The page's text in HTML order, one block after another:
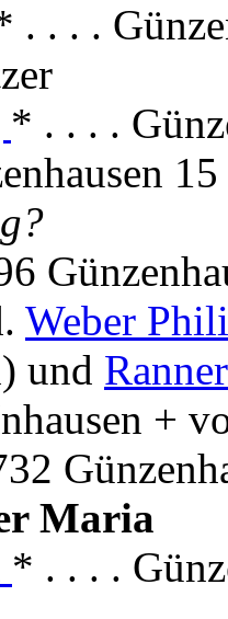
. . . .
* . . . .
Weber
und
+
Maria
* . . . .